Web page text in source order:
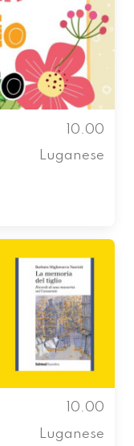
10.00
Luganese
10.00
Luganese